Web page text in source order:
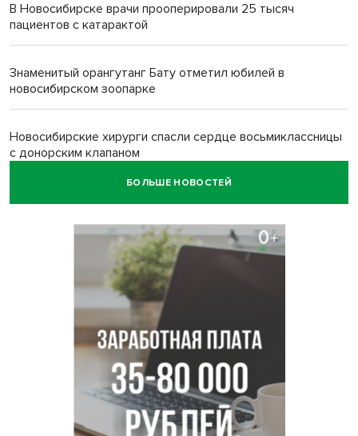
В Новосибирске врачи прооперировали 25 тысяч
пациентов с катарактой
Знаменитый орангутанг Бату отметил юбилей в
новосибирском зоопарке
Новосибирские хирурги спасли сердце восьмиклассницы
с донорским клапаном
БОЛЬШЕ НОВОСТЕЙ